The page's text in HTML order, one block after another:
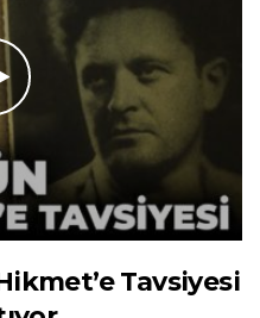
Tavsiyesi